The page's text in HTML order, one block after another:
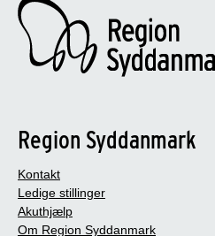
Region Syddanmark
Kontakt
Ledige stillinger
Akuthjælp
Om Region Syddanmark